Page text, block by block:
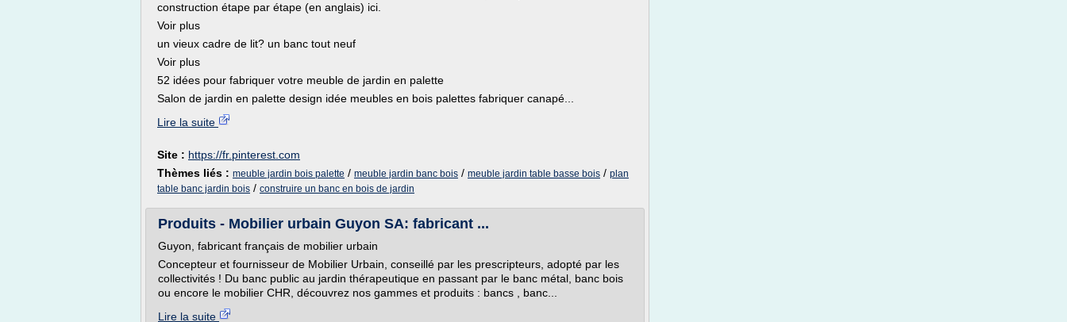
construction étape par étape (en anglais) ici.
Voir plus
un vieux cadre de lit? un banc tout neuf
Voir plus
52 idées pour fabriquer votre meuble de jardin en palette
Salon de jardin en palette design idée meubles en bois palettes fabriquer canapé...
Lire la suite
Site : https://fr.pinterest.com
Thèmes liés : meuble jardin bois palette / meuble jardin banc bois / meuble jardin table basse bois / plan
table banc jardin bois / construire un banc en bois de jardin
Produits - Mobilier urbain Guyon SA: fabricant ...
Guyon, fabricant français de mobilier urbain
Concepteur et fournisseur de Mobilier Urbain, conseillé par les prescripteurs, adopté par les
collectivités ! Du banc public au jardin thérapeutique en passant par le banc métal, banc bois
ou encore le mobilier CHR, découvrez nos gammes et produits : bancs , banc...
Lire la suite